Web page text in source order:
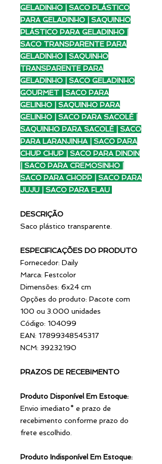
GELADINHO | SACO PLÁSTICO
PARA GELADINHO | SAQUINHO
PLÁSTICO PARA GELADINHO |
SACO TRANSPARENTE PARA
GELADINHO | SAQUINHO
TRANSPARENTE PARA
GELADINHO | SACO GELADINHO
GOURMET | SACO PARA
GELINHO | SAQUINHO PARA
GELINHO | SACO PARA SACOLÉ |
SAQUINHO PARA SACOLÉ | SACO
PARA LARANJINHA | SACO PARA
CHUP CHUP | SACO PARA DINDIN
| SACO PARA CREMOSINHO |
SACO PARA CHOPP | SACO PARA
JUJU | SACO PARA FLAU
DESCRIÇÃO
Saco plástico transparente.
ESPECIFICAÇÕES DO PRODUTO
Fornecedor: Daily
Marca: Festcolor
Dimensões: 6x24 cm
Opções do produto: Pacote com
100 ou 3.000 unidades
Código: 104099
EAN: 17899348545317
NCM: 39232190
PRAZOS DE RECEBIMENTO
Produto Disponível Em Estoque:
Envio imediato* e prazo de
recebimento conforme prazo do
frete escolhido.
Produto Indisponível Em Estoque: